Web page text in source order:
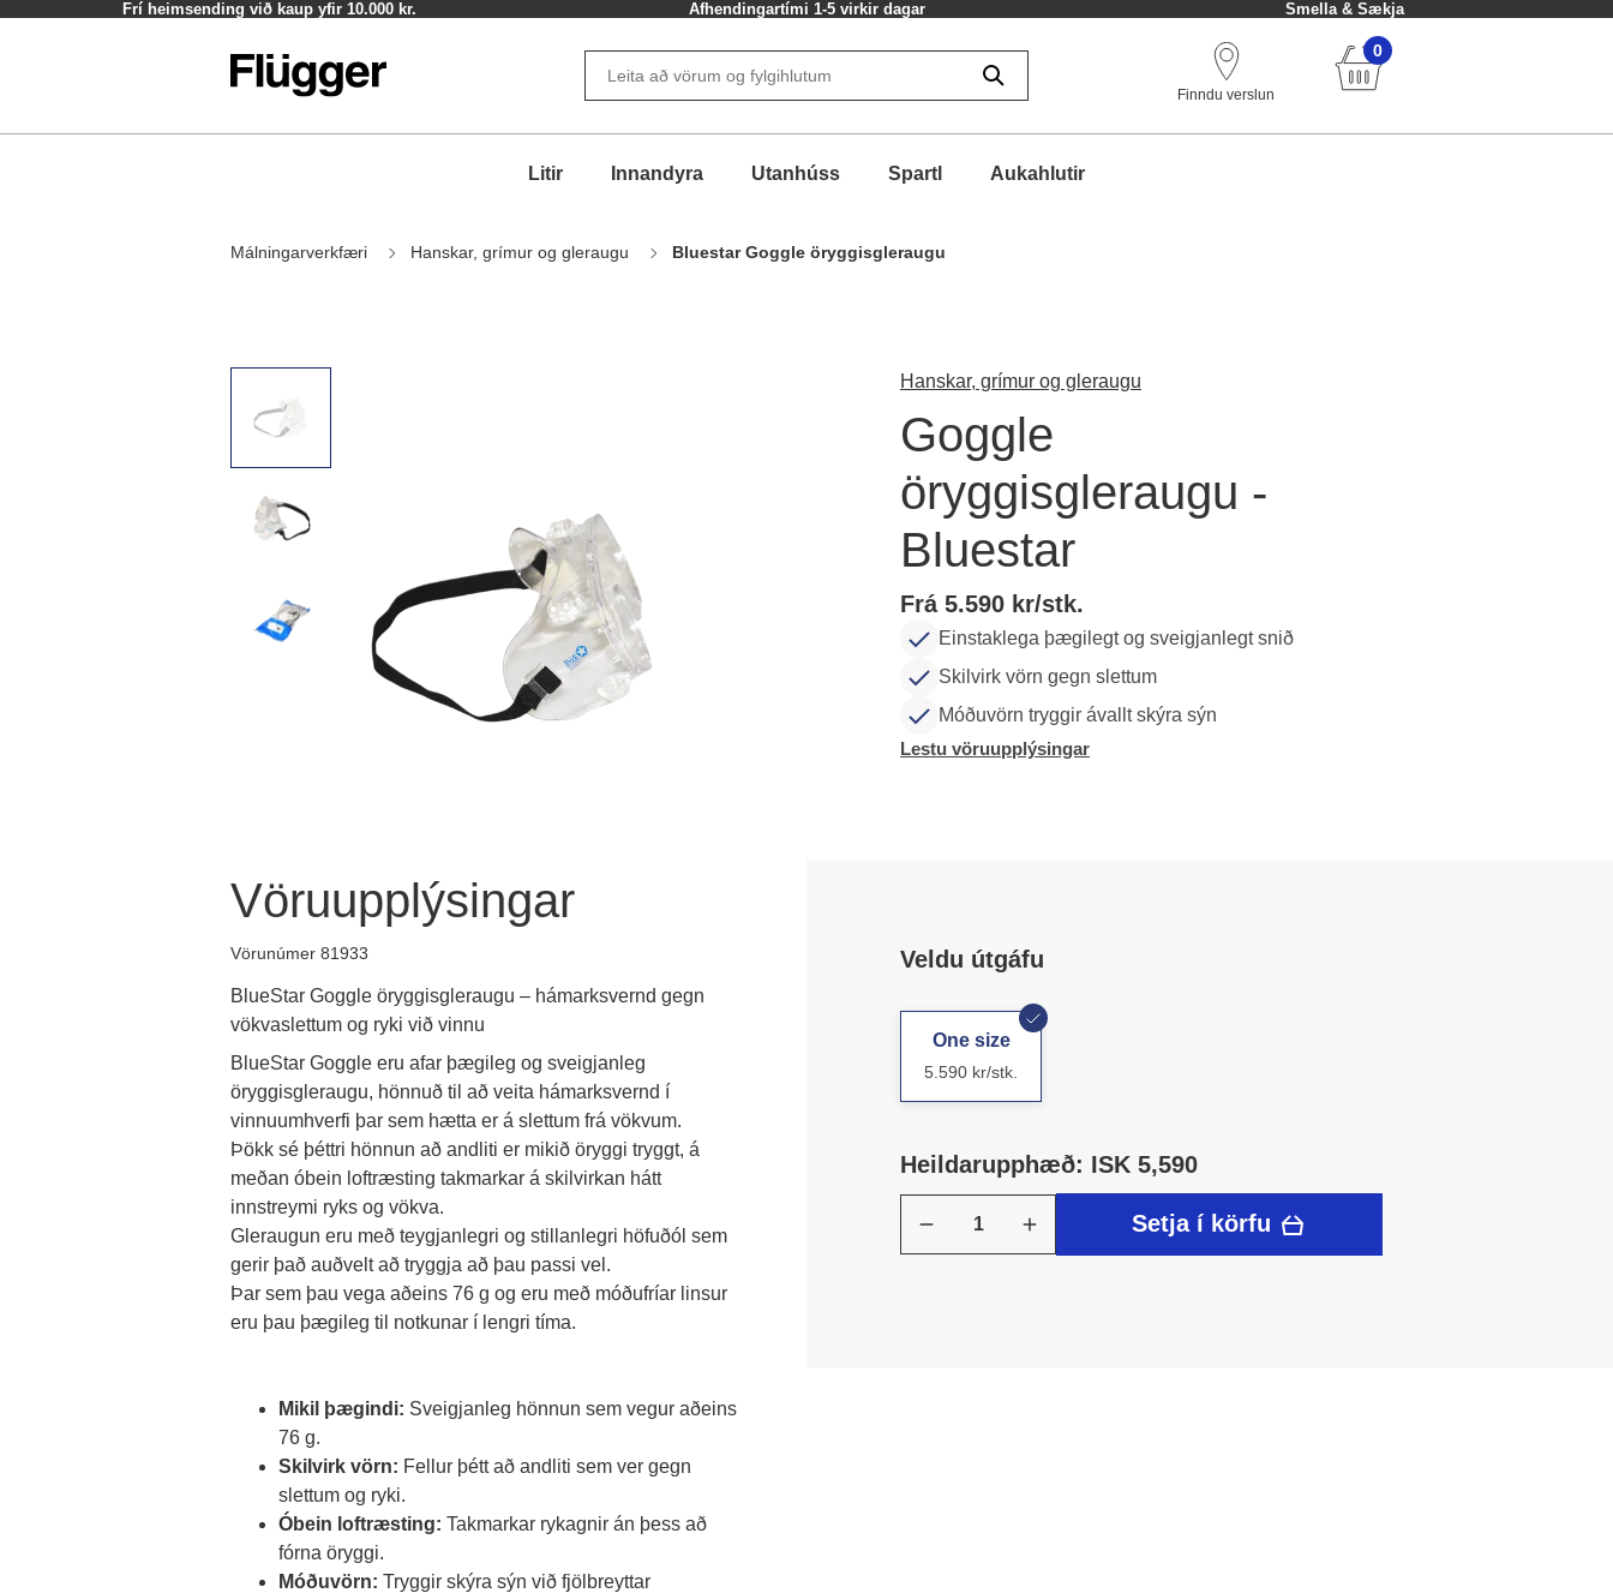
Frí heimsending við kaup yfir 10.000 kr. Afhendingartími 1-5 virkir dagar Smella & Sækja
Finndu verslun
0
Litir Innandyra Utanhúss Spartl Aukahlutir
Málningarverkfæri Hanskar, grímur og gleraugu Bluestar Goggle öryggisgleraugu
Vöruupplýsingar
Vörunúmer 81933
BlueStar Goggle öryggisgleraugu – hámarksvernd gegn
vökvaslettum og ryki við vinnu
BlueStar Goggle eru afar þægileg og sveigjanleg
öryggisgleraugu, hönnuð til að veita hámarksvernd í
vinnuumhverfi þar sem hætta er á slettum frá vökvum.
Þökk sé þéttri hönnun að andliti er mikið öryggi tryggt, á
meðan óbein loftræsting takmarkar á skilvirkan hátt
innstreymi ryks og vökva.
Gleraugun eru með teygjanlegri og stillanlegri höfuðól sem
gerir það auðvelt að tryggja að þau passi vel.
Þar sem þau vega aðeins 76 g og eru með móðufríar linsur
eru þau þægileg til notkunar í lengri tíma.
Mikil þægindi: Sveigjanleg hönnun sem vegur aðeins
76 g.
Skilvirk vörn: Fellur þétt að andliti sem ver gegn
slettum og ryki.
Óbein loftræsting: Takmarkar rykagnir án þess að
fórna öryggi.
Móðuvörn: Tryggir skýra sýn við fjölbreyttar
Hanskar, grímur og gleraugu
Goggle
öryggisgleraugu -
Bluestar
Frá 5.590 kr/stk.
Einstaklega þægilegt og sveigjanlegt snið
Skilvirk vörn gegn slettum
Móðuvörn tryggir ávallt skýra sýn
Lestu vöruupplýsingar
Veldu útgáfu
One size
5.590 kr/stk.
Heildarupphæð: ISK 5,590
Setja í körfu